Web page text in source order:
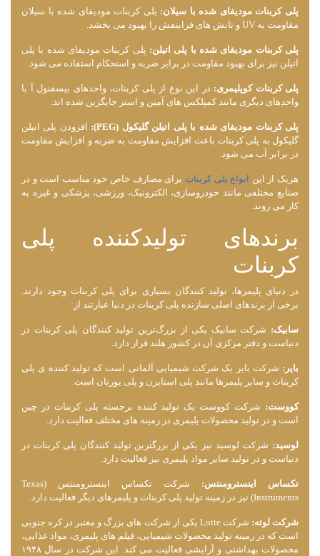
پلی کربنات مودیفای شده با سیلان: پلی کربنات مودیفای شده با سیلان
مقاومت به UV و تابش‌ های فرابنفش را بهبود می ‌بخشد.
پلی کربنات مودیفای شده با پلی‌ اتیلن: پلی کربنات مودیفای شده با پلی‌
اتیلن نیز برای بهبود مقاومت در برابر ضربه و استحکام استفاده می ‌شود.
پلی کربنات کوپلیمری: در این نوع از پلی کربنات، واحدهای بیسفنول آ با
واحدهای دیگری مانند کمپلکس‌ های آمین و استر جایگزین شده ‌اند.
پلی کربنات مودیفای شده با پلی‌ اتیلن گلیکول (PEG):
افزودن پلی‌ اتیلن
گلیکول به پلی کربنات باعث افزایش مقاومت به ضربه و افزایش مقاومت
در برابر آب می ‌شود.
هریک از این انواع پلی کربنات برای مصارف خاص خود مناسب است و در
صنایع مختلفی مانند خودروسازی، الکترونیک، ورزشی، پزشکی و غیره به
کار می ‌روند.
برندهای تولیدکننده پلی
کربنات
در دنیای پلیمرها، تولید کنندگان بسیاری برای پلی کربنات وجود دارند.
برخی از برندهای اصلی سازنده پلی کربنات در دنیا عبارتند از:
سابیک: شرکت سابیک یکی از بزرگ‌ترین تولید کنندگان پلی کربنات در
دنیاست و دفتر مرکزی آن در کشور هلند قرار دارد.
بایر: شرکت بایر یک شرکت شیمیایی آلمانی است که تولید کننده ‌ی پلی
کربنات و سایر پلیمرها مانند پلی ‌استایرن و پلی ‌یورتان است.
کووست: شرکت کووست یک تولید کننده برجسته پلی کربنات در چین
است و در تولید محصولات پلیمری در زمینه ‌های مختلف فعالیت دارد.
لوسید: شرکت لوسید نیز یکی از بزرگترین تولید کنندگان پلی کربنات در
دنیاست و در تولید سایر مواد پلیمری نیز فعالیت دارد.
تکساس اینسترومنتس:
شرکت تکساس اینسترومنتس (Texas
Instruments) نیز در زمینه تولید پلی کربنات و پلیمرهای دیگر فعالیت دارد.
شرکت لوته:
شرکت Lotte یکی از شرکت ‌های بزرگ و معتبر در کره جنوبی
است که در زمینه تولید محصولات شیمیایی، فیلم ‌های پلیمری، مواد غذایی،
محصولات بهداشتی و آرایشی فعالیت می ‌کند. این شرکت در سال ۱۹۴۸